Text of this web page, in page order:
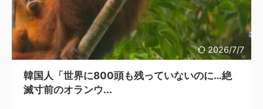
2026/7/7
韓国人「世界に800頭も残っていないのに…絶
滅寸前のオランウ...